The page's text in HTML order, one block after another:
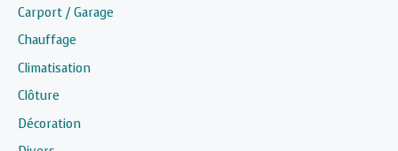
Carport / Garage
Chauffage
Climatisation
Clôture
Décoration